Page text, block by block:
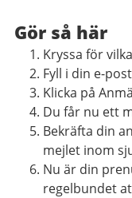
Gör så här
Kryssa för
Fyll i din e-
Klicka på
Du får nu ett
Bekräfta din
mejlet inom
Nu är din
regelbundet